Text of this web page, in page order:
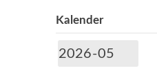
Kalender